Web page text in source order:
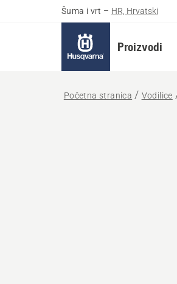
Šuma i vrt – HR, Hrvatski
Proizvodi
Početna stranica Vodilice